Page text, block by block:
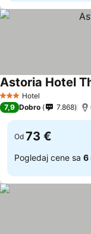
3 Zvezdice
Hotel
Astoria Hotel
7,9 Dobro 7.868
Od 73 €
Pogledaj cene sa 6